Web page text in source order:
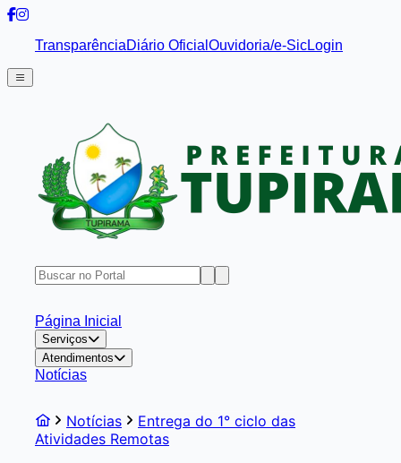
TransparênciaDiário Oficial Ouvidoria/e-SicLogin
Página Inicial
Serviços
Atendimentos
Notícias
Notícias
Entrega do 1° ciclo das
Atividades Remotas